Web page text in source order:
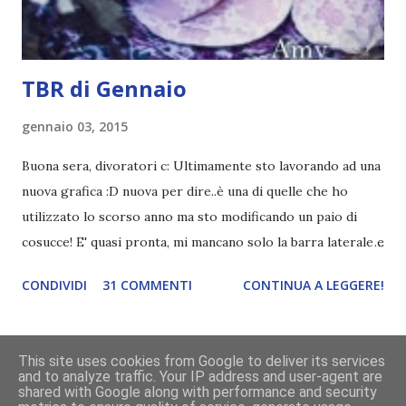
canzone scelta dalla persona ch...
TBR di Gennaio
gennaio 03, 2015
Buona sera, divoratori c: Ultimamente sto lavorando ad una
nuova grafica :D nuova per dire..è una di quelle che ho
utilizzato lo scorso anno ma sto modificando un paio di
cosucce! E' quasi pronta, mi mancano solo la barra laterale e
impazzire e.e Un po' mi dispiacerà abbandonare quest
avevo inserito sedici titoli. Già sapevo che non li avrei letti
tutti ma ogni volta preferisco esagerare per avere più
CONDIVIDI 31 COMMENTI CONTINUA A LEGGERE!
Powered by Blogger
This site uses cookies from Google to deliver its services
and to analyze traffic. Your IP address and user-agent are
shared with Google along with performance and security